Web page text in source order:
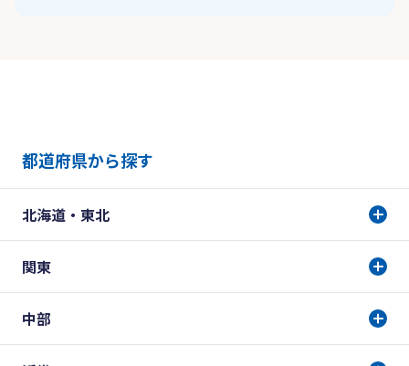
都道府県から探す
北海道・東北
関東
中部